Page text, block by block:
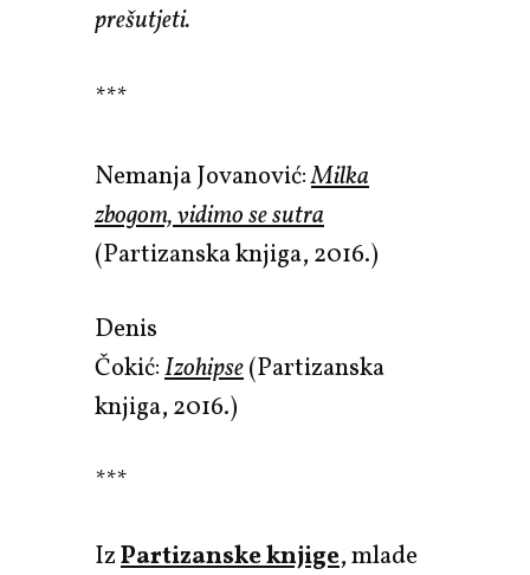
prešutjeti.
***
Nemanja Jovanović:Milka
zbogom, vidimo se sutra
(Partizanska knjiga, 2016.)
Denis
Čokić:Izohipse(Partizanska
knjiga, 2016.)
***
IzPartizanske knjige, mlade